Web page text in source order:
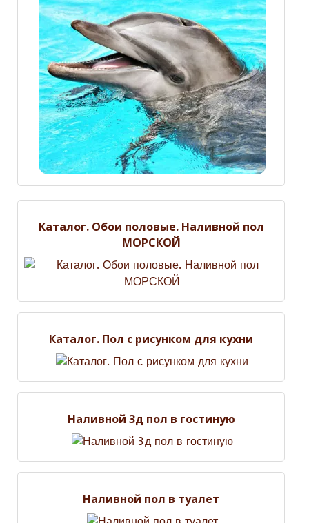
Каталог. Обои половые. Наливной пол
МОРСКОЙ
Каталог. Пол с рисунком для кухни
Наливной 3д пол в гостиную
Наливной пол в туалет